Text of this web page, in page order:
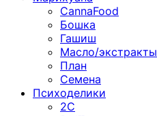
CannaFood
Бошка
Гашиш
Масло/экстракты
План
Семена
Психоделики
2C